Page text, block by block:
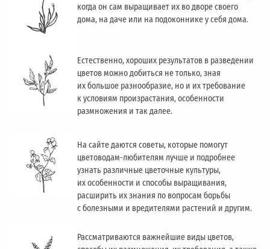
когда он сам выращивает их во дворе своего
дома, на даче или на подоконнике у себя дома.
Естественно, хороших результатов в разведении
цветов можно добиться не только, зная
их большое разнообразие, но и их требование
к условиям произрастания, особенности
размножения и так далее.
На сайте даются советы, которые помогут
цветоводам-любителям лучше и подробнее
узнать различные цветочные культуры,
их особенности и способы выращивания,
расширить их знания по вопросам борьбы
с болезными и вредителями растений и другим.
Рассматриваются важнейшие виды цветов,